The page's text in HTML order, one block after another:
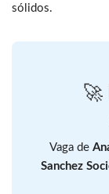
sólidos.
🚀
Vaga de
Sanchez